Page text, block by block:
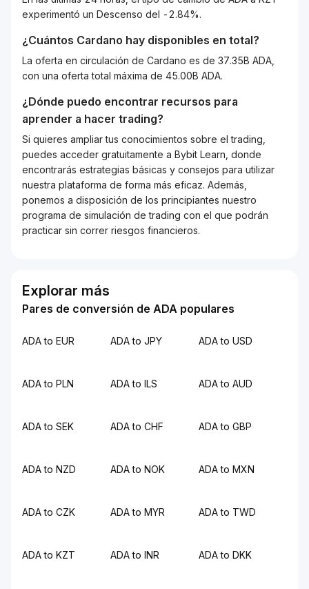
experimentó un Descenso del -2.84%.
¿Cuántos Cardano hay disponibles en total?
La oferta en circulación de Cardano es de 37.35B ADA,
con una oferta total máxima de 45.00B ADA.
¿Dónde puedo encontrar recursos para
aprender a hacer trading?
Si quieres ampliar tus conocimientos sobre el trading,
puedes acceder gratuitamente a Bybit Learn, donde
encontrarás estrategias básicas y consejos para utilizar
nuestra plataforma de forma más eficaz. Además,
ponemos a disposición de los principiantes nuestro
programa de simulación de trading con el que podrán
practicar sin correr riesgos financieros.
Explorar más
Pares de conversión de ADA populares
ADA to EUR ADA to JPY ADA to USD
ADA to PLN ADA to ILS ADA to AUD
ADA to SEK ADA to CHF ADA to GBP
ADA to NZD ADA to NOK ADA to MXN
ADA to CZK ADA to MYR ADA to TWD
ADA to KZT ADA to INR ADA to DKK